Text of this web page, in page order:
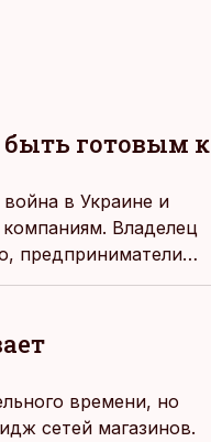
быть готовым к
в Украине и
Владелец
предприниматели
на фоне жертв
времени, но
сетей магазинов.